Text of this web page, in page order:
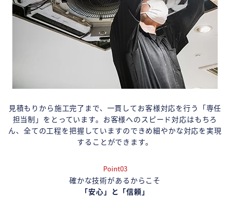
見積もりから施工完了まで、一貫してお客様対応を行う「専任
担当制」をとっています。お客様へのスピード対応はもちろ
ん、全ての工程を把握していますのできめ細やかな対応を実現
することができます。
Point03
確かな技術があるからこそ
「安心」と「信頼」